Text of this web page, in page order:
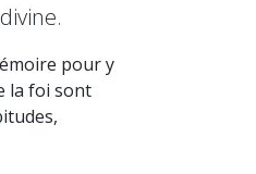
pour y
la foi sont